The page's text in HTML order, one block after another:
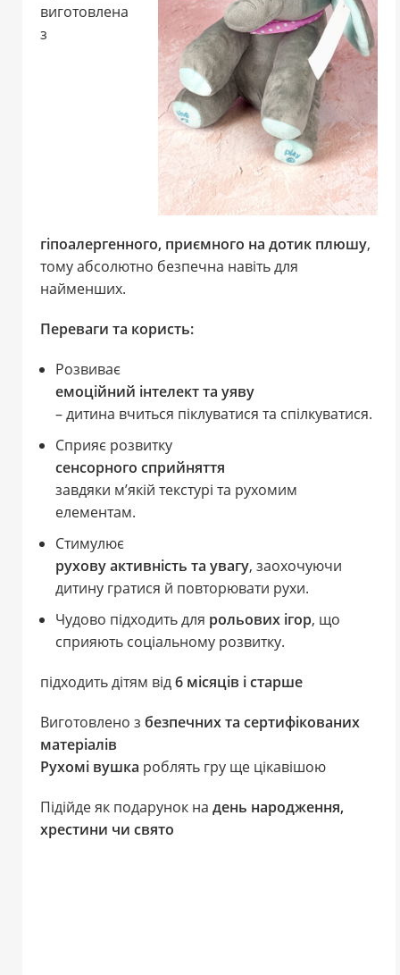
виготовлена
з
гіпоалергенного, приємного на дотик плюшу,
тому абсолютно безпечна навіть для
найменших.
Переваги та користь:
Розвиває
емоційний інтелект та уяву
– дитина вчиться піклуватися та спілкуватися.
Сприяє розвитку
сенсорного сприйняття
завдяки м’якій текстурі та рухомим
елементам.
Стимулює
рухову активність та увагу, заохочуючи
дитину гратися й повторювати рухи.
Чудово підходить для рольових ігор, що
сприяють соціальному розвитку.
підходить дітям від6 місяців і старше
Виготовлено з безпечних та сертифікованих
матеріалів
Рухомі вушка роблять гру ще цікавішою
Підійде як подарунок на день народження,
хрестини чи свято